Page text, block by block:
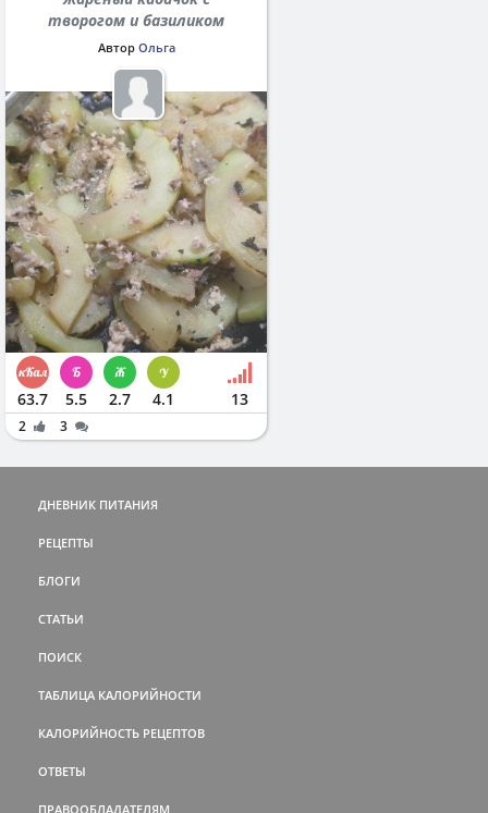
творогом и базиликом
Автор Ольга
63.7 5.5 2.7 4.1 13
2 3
ДНЕВНИК ПИТАНИЯ
РЕЦЕПТЫ
БЛОГИ
СТАТЬИ
ПОИСК
ТАБЛИЦА КАЛОРИЙНОСТИ
КАЛОРИЙНОСТЬ РЕЦЕПТОВ
ОТВЕТЫ
ПРАВООБЛАДАТЕЛЯМ